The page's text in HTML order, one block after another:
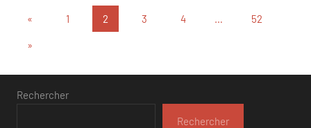
Pagination
des
publications
« Publications
1 2 3 4 … 52
Articles
»
Rechercher
Rechercher